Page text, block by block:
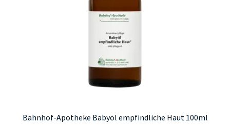
Bahnhof-Apotheke Babyöl empfindliche Haut 100ml